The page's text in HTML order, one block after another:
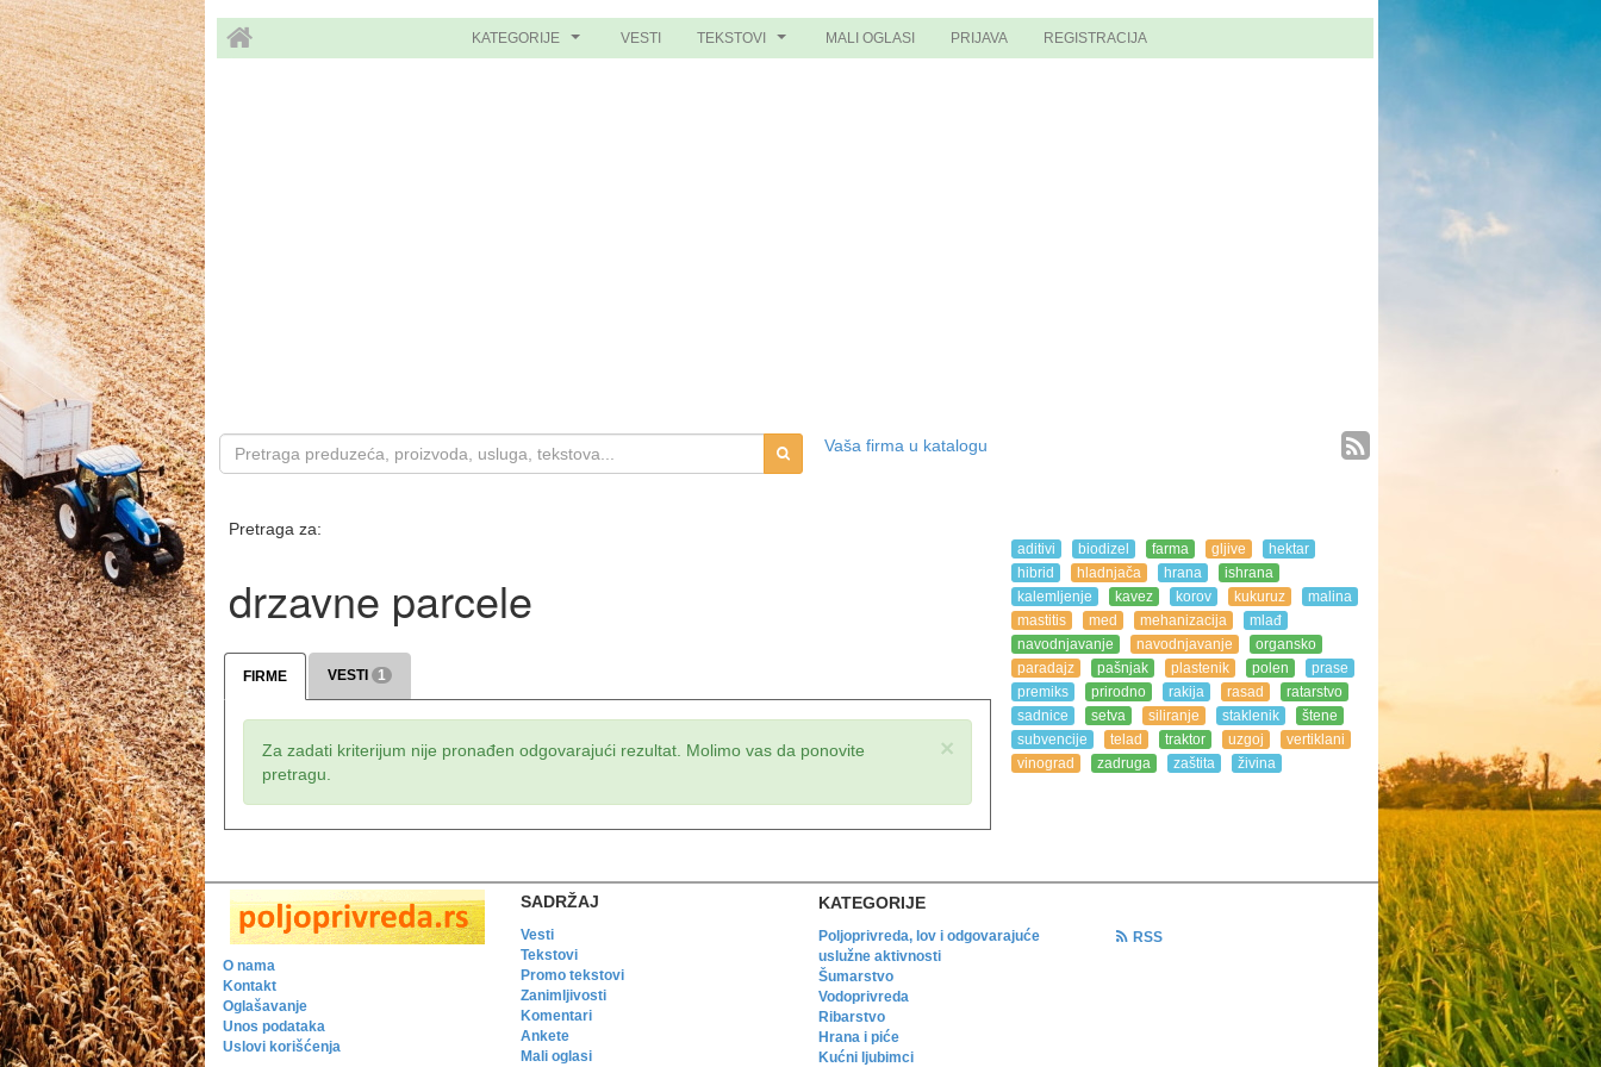
KATEGORIJE VESTI TEKSTOVI MALI OGLASI PRIJAVA REGISTRACIJA
Vaša firma u katalogu
Pretraga za:
drzavne parcele
FIRME VESTI 1
×
Za zadati kriterijum nije pronađen odgovarajući rezultat. Molimo vas da ponovite
pretragu.
aditivi biodizel farma gljive
hektar
hibrid
hladnjača hrana
ishrana
kalemljenje
kavez korov kukuruz
malina
mastitis
med mehanizacija
mlađ
navodnjavanje
navodnjavanje
organsko
paradajz
pašnjak plastenik polen
prase
premiks
prirodno rakija rasad
ratarstvo
sadnice
setva siliranje staklenik
štene
subvencije
telad traktor uzgoj
vertiklani
vinograd
zadruga zaštita živina
O nama
Kontakt
Oglašavanje
Unos podataka
Uslovi korišćenja
SADRŽAJ
Vesti
Tekstovi
Promo tekstovi
Zanimljivosti
Komentari
Ankete
Mali oglasi
KATEGORIJE
Poljoprivreda, lov i odgovarajuće
uslužne aktivnosti
Šumarstvo
Vodoprivreda
Ribarstvo
Hrana i piće
Kućni ljubimci
RSS